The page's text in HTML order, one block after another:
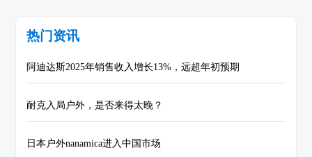
热门资讯
阿迪达斯2025年销售收入增长13%，远超年初预期
耐克入局户外，是否来得太晚？
日本户外nanamica进入中国市场